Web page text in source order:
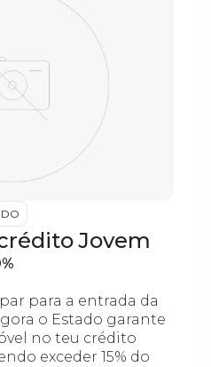
Jovem
para a entrada da
o Estado garante
no teu crédito
exceder 15% do